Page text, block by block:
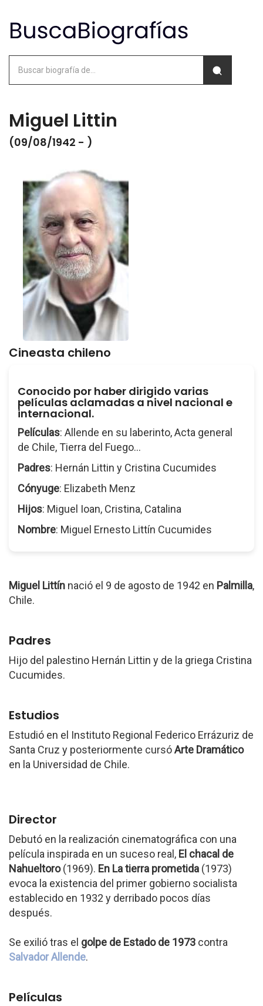
Miguel Littin
(09/08/1942 - )
Cineasta chileno
Conocido por haber dirigido varias
películas aclamadas a nivel nacional e
internacional.
Películas: Allende en su laberinto, Acta general
de Chile, Tierra del Fuego...
Padres: Hernán Littin y Cristina Cucumides
Cónyuge: Elizabeth Menz
Hijos: Miguel Ioan, Cristina, Catalina
Nombre: Miguel Ernesto Littín Cucumides
Miguel Littín nació el 9 de agosto de 1942 en Palmilla,
Chile.
Padres
Hijo del palestino Hernán Littin y de la griega Cristina
Cucumides.
Estudios
Estudió en el Instituto Regional Federico Errázuriz de
Santa Cruz y posteriormente cursóArte Dramático
en la Universidad de Chile.
Director
Debutó en la realización cinematográfica con una
película inspirada en un suceso real, El chacal de
Nahueltoro(1969). En La tierra prometida (1973)
evoca la existencia del primer gobierno socialista
establecido en 1932 y derribado pocos días
después.
Se exilió tras el golpe de Estado de 1973 contra
Salvador Allende.
Películas